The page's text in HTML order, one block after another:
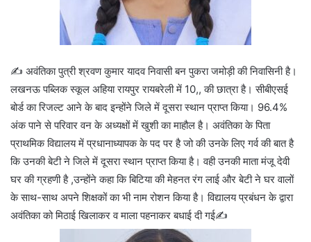
✍️ अवंतिका पुत्री श्रवण कुमार यादव निवासी बन पुकरा जमोड़ी की निवासिनी है।
लखनऊ पब्लिक स्कूल अहिया रायपुर रायबरेली में 10,, की छात्रा है। सीबीएसई
बोर्ड का रिजल्ट आने के बाद इन्होंने जिले में दूसरा स्थान प्राप्त किया। 96.4%
अंक पाने से परिवार वन के अध्यक्षों में खुशी का माहौल है। अवंतिका के पिता
प्राथमिक विद्यालय में प्रधानाध्यापक के पद पर है जो की उनके लिए गर्व की बात है
कि उनकी बेटी ने जिले में दूसरा स्थान प्राप्त किया है। वही उनकी माता मंजू देवी
घर की ग्रहणी है ,उन्होंने कहा कि बिटिया की मेहनत रंग लाई और बेटी ने घर वालों
के साथ-साथ अपने शिक्षकों का भी नाम रोशन किया है। विद्यालय प्रबंधन के द्वारा
अवंतिका को मिठाई खिलाकर व माला पहनाकर बधाई दी गई✍️